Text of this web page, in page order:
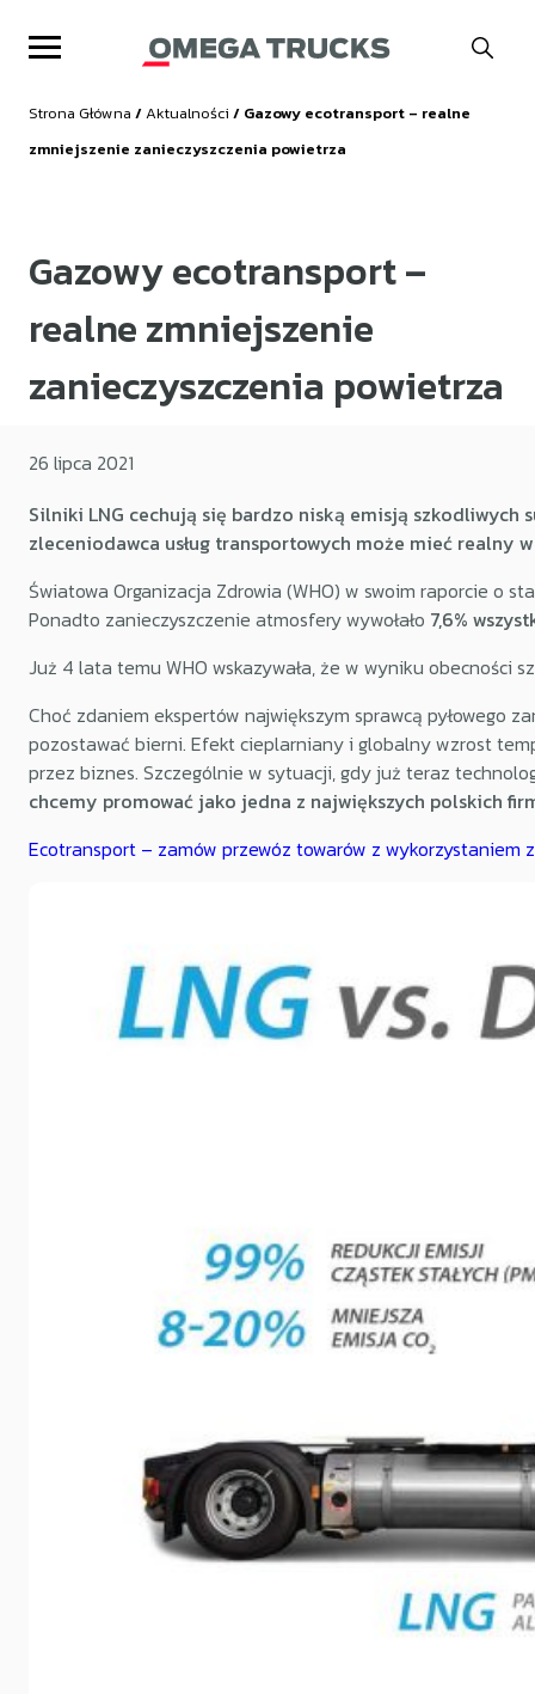
AUTORYZACJE
LIKWIDACJA SZKÓD
KONTAKT
Strona Główna /Aktualności / Gazowy ecotransport – realne
zmniejszenie zanieczyszczenia powietrza
Gazowy ecotransport –
realne zmniejszenie
zanieczyszczenia powietrza
26 lipca 2021
Silniki LNG cechują się bardzo niską emisją
zleceniodawca usług transportowych może mieć realny
Światowa Organizacja Zdrowia (WHO) w swoim raporcie o
Ponadto zanieczyszczenie atmosfery wywołało 7,6%
Już 4 lata temu WHO wskazywała, że w wyniku obecności
Choć zdaniem ekspertów największym sprawcą pyłowego
pozostawać bierni. Efekt cieplarniany i globalny wzrost
przez biznes. Szczególnie w sytuacji, gdy już teraz
chcemy promować jako jedna z największych polskich
Ecotransport – zamów przewóz towarów z wykorzystaniem